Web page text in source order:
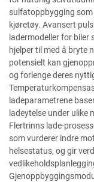
sulfatoppbygging som
kjøretøy. Avansert
ladermodeller for biler
hjelper til med å bryte
potensielt kan
og forlenge deres
ladeparametrene
ladeytelse under ulike
Flertrinns lade-
som vurderer indre
helsestatus, og gir